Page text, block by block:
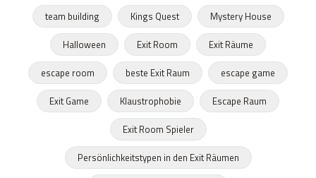
team building Kings Quest
Mystery House
Halloween
Exit Room
Exit Räume
escape room
beste Exit Raum
escape game
Exit Game
Klaustrophobie
Escape Raum
Exit Room Spieler
Persönlichkeitstypen in den Exit Räumen